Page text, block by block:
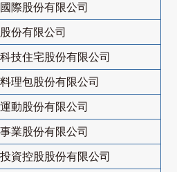
際股份有限公司
份有限公司
技住宅股份有限公司
理包股份有限公司
動股份有限公司
業股份有限公司
資控股股份有限公司